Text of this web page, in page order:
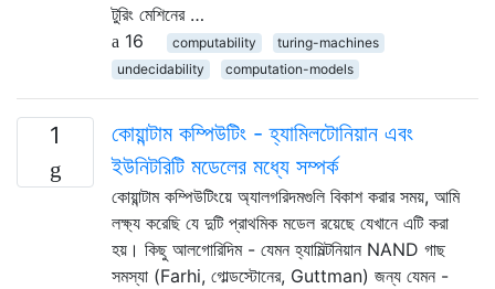
টুরিং মেশিনের …
16
computability
turing-machines
undecidability
computation-models
1
কোয়ান্টাম কম্পিউটিং - হ্যামিলটোনিয়ান এবং
ইউনিটরিটি মডেলের মধ্যে সম্পর্ক
কোয়ান্টাম কম্পিউটিংয়ে অ্যালগরিদমগুলি বিকাশ করার সময়, আমি
লক্ষ্য করেছি যে দুটি প্রাথমিক মডেল রয়েছে যেখানে এটি করা
হয়। কিছু আলগোরিদিম - যেমন হ্যামিল্টনিয়ান NAND গাছ
সমস্যা (Farhi, গোল্ডস্টোনের, Guttman) জন্য যেমন -